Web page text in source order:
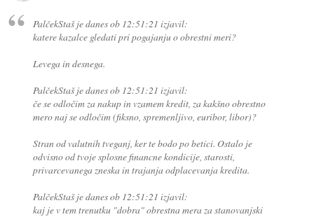
PalčekStaš je danes ob 12:51:21 izjavil:
katere kazalce gledati pri pogajanju o obrestni meri?
Levega in desnega.
PalčekStaš je danes ob 12:51:21 izjavil:
če se odločim za nakup in vzamem kredit, za kakšno obrestno
mero naj se odločim (fiksno, spremenljivo, euribor, libor)?
Stran od valutnih tveganj, ker te bodo po betici. Ostalo je
odvisno od tvoje splosne financne kondicije, starosti,
privarcevanega zneska in trajanja odplacevanja kredita.
PalčekStaš je danes ob 12:51:21 izjavil:
kaj je v tem trenutku "dobra" obrestna mera za stanovanjski